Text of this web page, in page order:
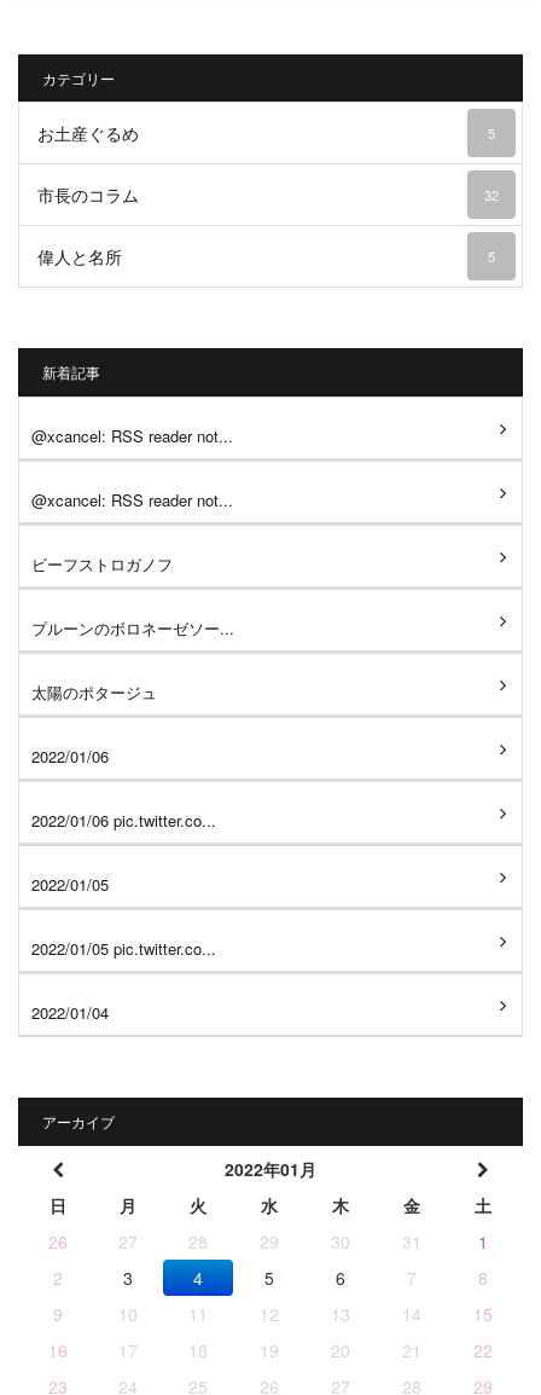
カテゴリー
お土産ぐるめ 5
市長のコラム 32
偉人と名所 5
新着記事
@xcancel: RSS reader not...
@xcancel: RSS reader not...
ビーフストロガノフ
プルーンのボロネーゼソー...
太陽のポタージュ
2022/01/06
2022/01/06 pic.twitter.co...
2022/01/05
2022/01/05 pic.twitter.co...
2022/01/04
アーカイブ
2022年01月
日
月 火 水 木 金
土
26
27 28 29 30 31
1
2
3 4 5 6 7
8
9
10 11 12 13 14
15
16
17 18 19 20 21
22
23
24 25 26 27 28 29